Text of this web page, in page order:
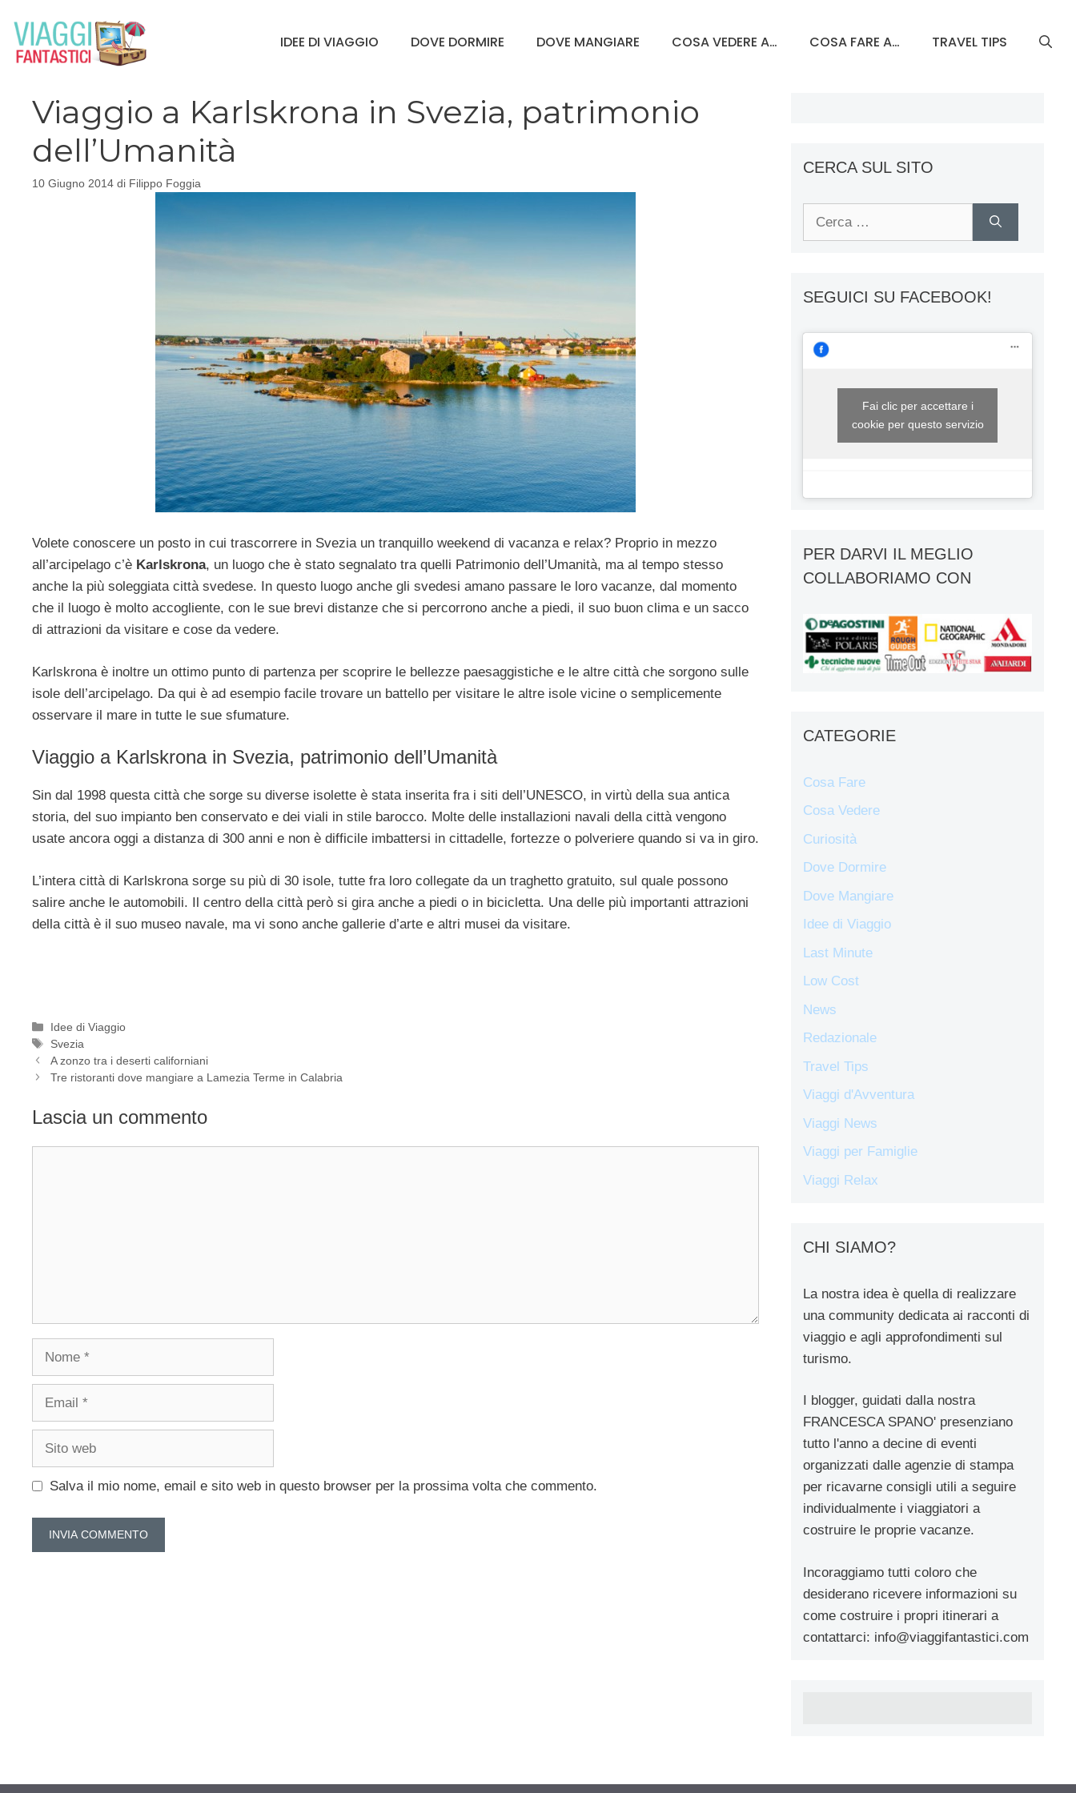
contenuto
IDEE DI VIAGGIO DOVE DORMIRE DOVE MANGIARE COSA VEDERE A… COSA FARE A… TRAVEL TIPS
Viaggio a Karlskrona in Svezia, patrimonio
dell’Umanità
10 Giugno 2014 di Filippo Foggia
Volete conoscere un posto in cui trascorrere in Svezia un tranquillo weekend di vacanza e relax? Proprio in mezzo
all’arcipelago c’è Karlskrona, un luogo che è stato segnalato tra quelli Patrimonio dell’Umanità, ma al tempo stesso
anche la più soleggiata città svedese. In questo luogo anche gli svedesi amano passare le loro vacanze, dal momento
che il luogo è molto accogliente, con le sue brevi distanze che si percorrono anche a piedi, il suo buon clima e un sacco
di attrazioni da visitare e cose da vedere.
Karlskrona è inoltre un ottimo punto di partenza per scoprire le bellezze paesaggistiche e le altre città che sorgono sulle
isole dell’arcipelago. Da qui è ad esempio facile trovare un battello per visitare le altre isole vicine o semplicemente
osservare il mare in tutte le sue sfumature.
Viaggio a Karlskrona in Svezia, patrimonio dell’Umanità
Sin dal 1998 questa città che sorge su diverse isolette è stata inserita fra i siti dell’UNESCO, in virtù della sua antica
storia, del suo impianto ben conservato e dei viali in stile barocco. Molte delle installazioni navali della città vengono
usate ancora oggi a distanza di 300 anni e non è difficile imbattersi in cittadelle, fortezze o polveriere quando si va in giro.
L’intera città di Karlskrona sorge su più di 30 isole, tutte fra loro collegate da un traghetto gratuito, sul quale possono
salire anche le automobili. Il centro della città però si gira anche a piedi o in bicicletta. Una delle più importanti attrazioni
della città è il suo museo navale, ma vi sono anche gallerie d’arte e altri musei da visitare.
Categorie
Idee di Viaggio
Tag
Svezia
A zonzo tra i deserti californiani
Tre ristoranti dove mangiare a Lamezia Terme in Calabria
Lascia un commento
Nome
Email
Sito
Salva il mio nome, email e sito web in questo browser per la prossima volta che commento.
CERCA SUL SITO
SEGUICI SU FACEBOOK!
Fai clic per accettare i
cookie per questo servizio
PER DARVI IL MEGLIO
COLLABORIAMO CON
CATEGORIE
Cosa Fare
Cosa Vedere
Curiosità
Dove Dormire
Dove Mangiare
Idee di Viaggio
Last Minute
Low Cost
News
Redazionale
Travel Tips
Viaggi d'Avventura
Viaggi News
Viaggi per Famiglie
Viaggi Relax
CHI SIAMO?
La nostra idea è quella di realizzare
una community dedicata ai racconti di
viaggio e agli approfondimenti sul
turismo.
I blogger, guidati dalla nostra
FRANCESCA SPANO' presenziano
tutto l'anno a decine di eventi
organizzati dalle agenzie di stampa
per ricavarne consigli utili a seguire
individualmente i viaggiatori a
costruire le proprie vacanze.
Incoraggiamo tutti coloro che
desiderano ricevere informazioni su
come costruire i propri itinerari a
contattarci: info@viaggifantastici.com